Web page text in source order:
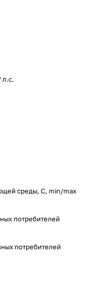
л.с.
среды, С, min/max
потребителей
потребителей